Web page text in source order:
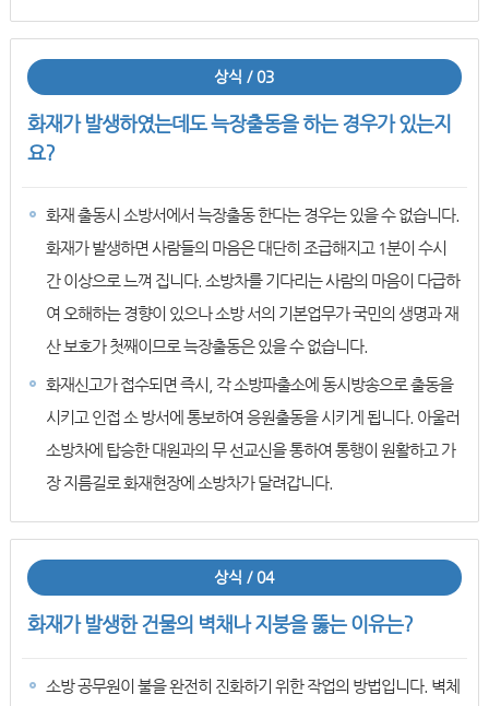
상식 / 03
화재가 발생하였는데도 늑장출동을 하는 경우가 있는지
요?
화재 출동시 소방서에서 늑장출동 한다는 경우는 있을 수 없습니다.
화재가 발생하면 사람들의 마음은 대단히 조급해지고 1분이 수시
간 이상으로 느껴 집니다. 소방차를 기다리는 사람의 마음이 다급하
여 오해하는 경향이 있으나 소방 서의 기본업무가 국민의 생명과 재
산 보호가 첫째이므로 늑장출동은 있을 수 없습니다.
화재신고가 접수되면 즉시, 각 소방파출소에 동시방송으로 출동을
시키고 인접 소 방서에 통보하여 응원출동을 시키게 됩니다. 아울러
소방차에 탑승한 대원과의 무 선교신을 통하여 통행이 원활하고 가
장 지름길로 화재현장에 소방차가 달려갑니다.
상식 / 04
화재가 발생한 건물의 벽채나 지붕을 뚫는 이유는?
소방 공무원이 불을 완전히 진화하기 위한 작업의 방법입니다. 벽체